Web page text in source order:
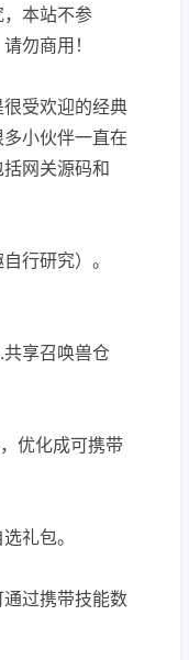
，本站不参
勿商用！
受欢迎的经典
小伙伴一直在
网关源码和
行研究）。
享召唤兽仓
优化成可携带
礼包。
过携带技能数